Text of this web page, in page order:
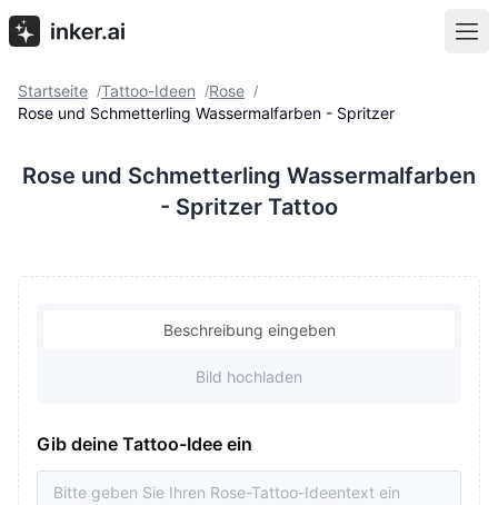
Startseite /Tattoo-Ideen /Rose /
Rose und Schmetterling Wassermalfarben - Spritzer
Rose und Schmetterling Wassermalfarben
- Spritzer Tattoo
Beschreibung eingeben
Bild hochladen
Gib deine Tattoo-Idee ein